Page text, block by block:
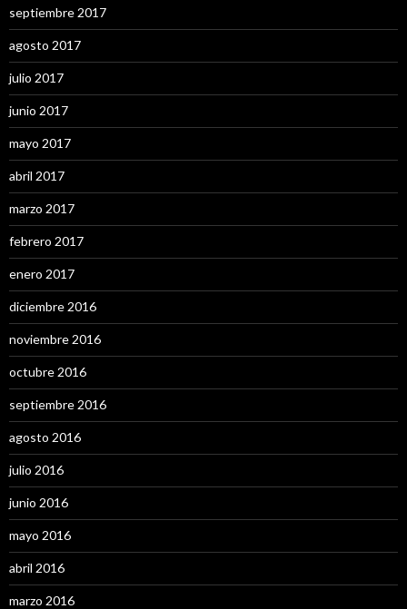
septiembre 2017
agosto 2017
julio 2017
junio 2017
mayo 2017
abril 2017
marzo 2017
febrero 2017
enero 2017
diciembre 2016
noviembre 2016
octubre 2016
septiembre 2016
agosto 2016
julio 2016
junio 2016
mayo 2016
abril 2016
marzo 2016